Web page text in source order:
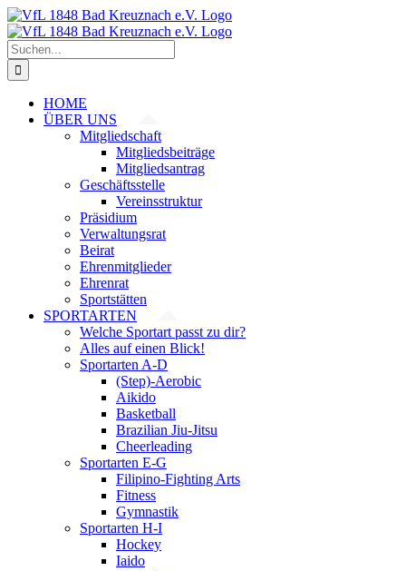
Zum
Inhalt
springen
Suche
nach:
HOME
ÜBER UNS
Mitgliedschaft
Mitgliedsbeiträge
Mitgliedsantrag
Geschäftsstelle
Vereinsstruktur
Präsidium
Verwaltungsrat
Beirat
Ehrenmitglieder
Ehrenrat
Sportstätten
SPORTARTEN
Welche Sportart passt zu dir?
Alles auf einen Blick!
Sportarten A-D
(Step)-Aerobic
Aikido
Basketball
Brazilian Jiu-Jitsu
Cheerleading
Sportarten E-G
Filipino-Fighting Arts
Fitness
Gymnastik
Sportarten H-I
Hockey
Iaido